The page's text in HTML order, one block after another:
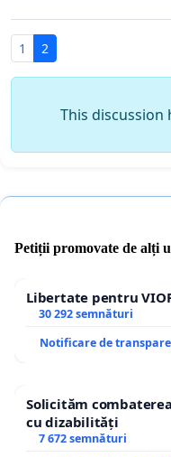
1 2
This discussion
Petiții promovate de alți
Libertate pentru
30 292 semnături
Notificare de
Solicităm
cu dizabilități
7 672 semnături